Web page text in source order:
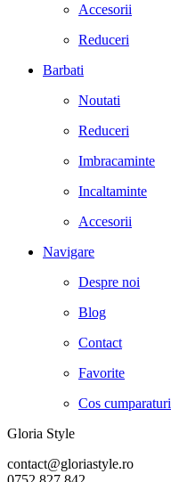
Accesorii
Reduceri
Barbati
Noutati
Reduceri
Imbracaminte
Incaltaminte
Accesorii
Navigare
Despre noi
Blog
Contact
Favorite
Cos cumparaturi
Gloria Style
contact@gloriastyle.ro